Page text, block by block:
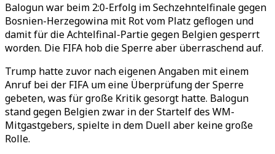
Balogun war beim 2:0-Erfolg im Sechzehntelfinale gegen
Bosnien-Herzegowina mit Rot vom Platz geflogen und
damit für die Achtelfinal-Partie gegen Belgien gesperrt
worden. Die FIFA hob die Sperre aber überraschend auf.
Trump hatte zuvor nach eigenen Angaben mit einem
Anruf bei der FIFA um eine Überprüfung der Sperre
gebeten, was für große Kritik gesorgt hatte. Balogun
stand gegen Belgien zwar in der Startelf des WM-
Mitgastgebers, spielte in dem Duell aber keine große
Rolle.